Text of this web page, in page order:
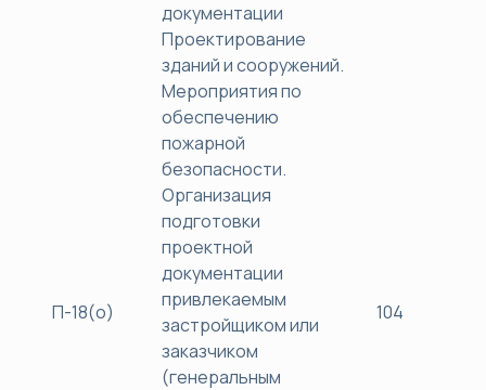
документации
П-18(о)
Проектирование
зданий и сооружений.
Мероприятия по
обеспечению
пожарной
безопасности.
Организация
подготовки
проектной
документации
привлекаемым
застройщиком или
заказчиком
(генеральным
104